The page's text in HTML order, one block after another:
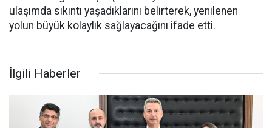
ulaşımda sıkıntı yaşadıklarını belirterek, yenilenen
yolun büyük kolaylık sağlayacağını ifade etti.
İlgili Haberler